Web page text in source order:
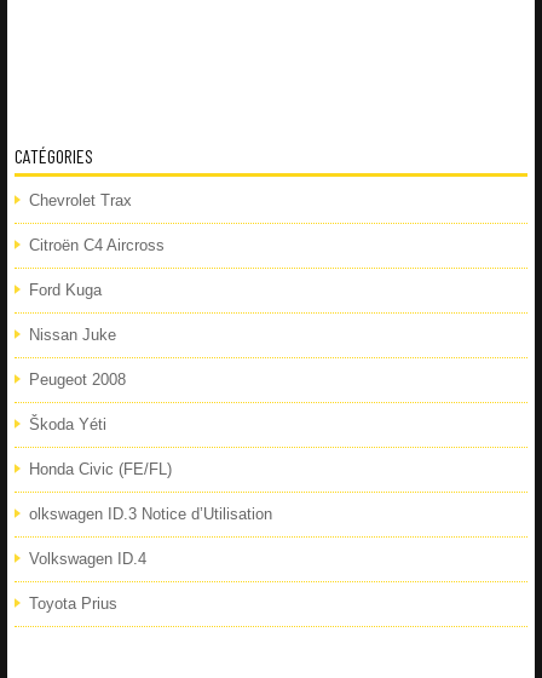
CATÉGORIES
Chevrolet Trax
Citroën C4 Aircross
Ford Kuga
Nissan Juke
Peugeot 2008
Škoda Yéti
Honda Civic (FE/FL)
olkswagen ID.3 Notice d’Utilisation
Volkswagen ID.4
Toyota Prius